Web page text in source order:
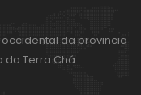
da provincia
Terra Chá.